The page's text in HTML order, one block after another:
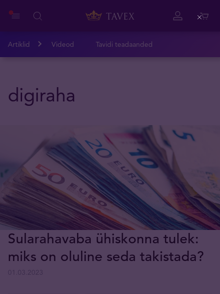
Artiklid Videod Tavidi teadaanded
digiraha
Sularahavaba ühiskonna tulek:
miks on oluline seda takistada?
Close